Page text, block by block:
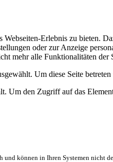
Erlebnis zu bieten.
oder zur Anzeige
mehr alle Funktionalitäten der
Um diese Seite
Um den Zugriff auf das
können in Ihren Systemen nicht